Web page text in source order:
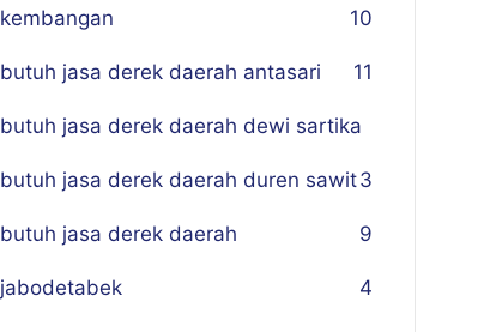
kembangan 10
butuh jasa derek daerah antasari 11
butuh jasa derek daerah dewi sartika
3
butuh jasa derek daerah duren sawit
9
butuh jasa derek daerah
jabodetabek 4